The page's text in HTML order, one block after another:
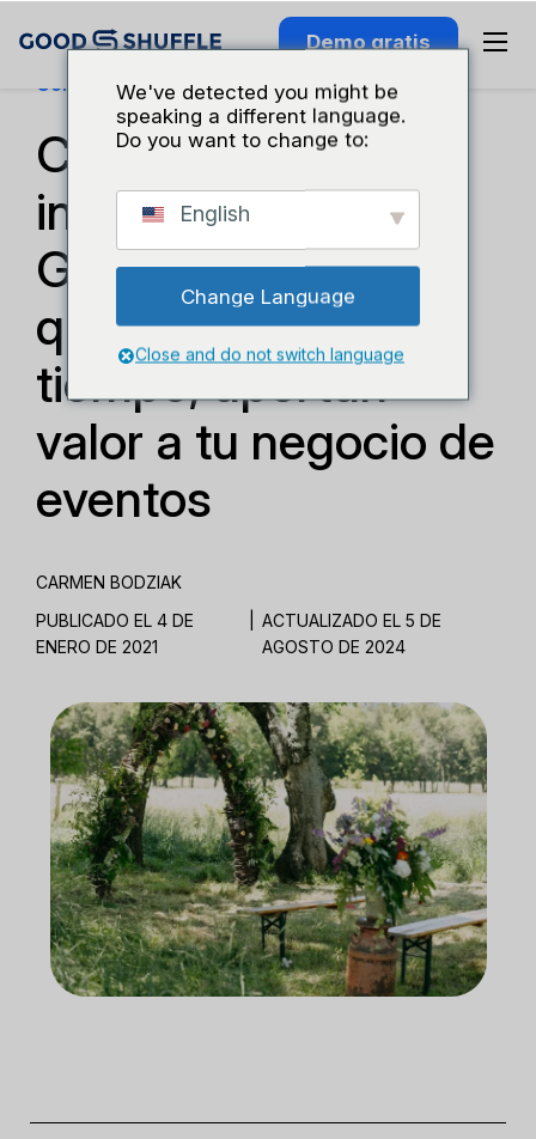
Demo gratis
Consejos Tecnológicos
Cómo estas
integraciones de
Goodshuffle Pro,
que te ahorran
tiempo, aportan
valor a tu negocio de
eventos
CARMEN BODZIAK
PUBLICADO EL 4 DE
ENERO DE 2021
ACTUALIZADO EL 5 DE
AGOSTO DE 2024
We've detected you might be
speaking a different language.
Do you want to change to:
English
Change Language
Close and do not switch language